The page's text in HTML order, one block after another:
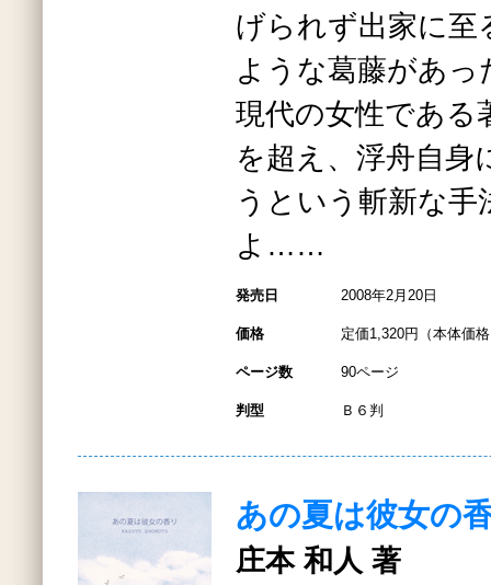
げられず出家に
ような葛藤があ
現代の女性である
を超え、浮舟自身
うという斬新な
よ……
発売日 2008年2月20日
価格 定価1,320円（本体価
ページ数 90ページ
判型 Ｂ６判
あの夏は彼女の
庄本 和人 著